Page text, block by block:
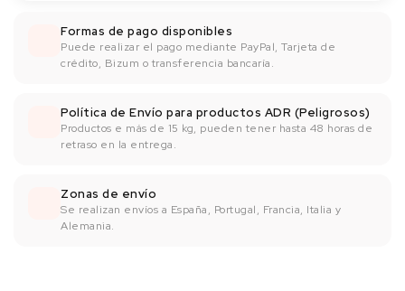
Formas de pago disponibles
Puede realizar el pago mediante PayPal, Tarjeta de
crédito, Bizum o transferencia bancaría.
Política de Envío para productos ADR (Peligrosos)
Productos e más de 15 kg, pueden tener hasta 48 horas de
retraso en la entrega.
Zonas de envío
Se realizan envíos a España, Portugal, Francia, Italia y
Alemania.